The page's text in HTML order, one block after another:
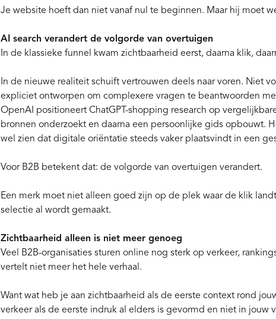
Je website hoeft dan niet vanaf nul te beginnen. Maar hij moet
AI search verandert de volgorde van overtuigen
In de klassieke funnel kwam zichtbaarheid eerst, daarna klik,
In de nieuwe realiteit schuift vertrouwen deels naar voren. Niet
expliciet ontworpen om complexere vragen te beantwoorden
OpenAI positioneert ChatGPT-shopping research op
bronnen onderzoekt en daarna een persoonlijke gids opbouwt.
wel zien dat digitale oriëntatie steeds vaker plaatsvindt in een
Voor B2B betekent dat: de volgorde van overtuigen verandert.
Een merk moet niet alleen goed zijn op de plek waar de klik
selectie al wordt gemaakt.
Zichtbaarheid alleen is niet meer genoeg
Veel B2B-organisaties sturen online nog sterk op verkeer,
vertelt niet meer het hele verhaal.
Want wat heb je aan zichtbaarheid als de eerste context rond
verkeer als de eerste indruk al elders is gevormd en niet in jouw